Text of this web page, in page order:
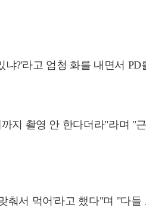
?'라고 엄청 화를 내면서 PD
지 촬영 안 한다더라"라며 "
춰서 먹어'라고 했다"며 "다들